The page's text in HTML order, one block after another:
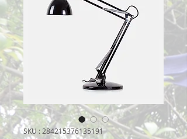
SKU : 284215376135191